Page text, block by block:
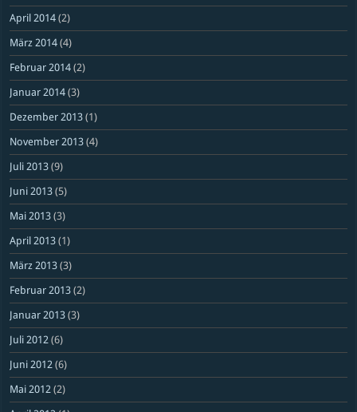
April 2014 (2)
März 2014 (4)
Februar 2014 (2)
Januar 2014 (3)
Dezember 2013 (1)
November 2013 (4)
Juli 2013 (9)
Juni 2013 (5)
Mai 2013 (3)
April 2013 (1)
März 2013 (3)
Februar 2013 (2)
Januar 2013 (3)
Juli 2012 (6)
Juni 2012 (6)
Mai 2012 (2)